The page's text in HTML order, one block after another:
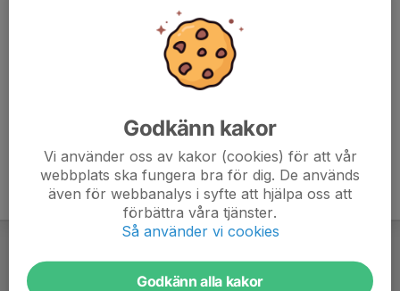
Godkänn kakor
Vi använder oss av kakor (cookies) för att vår
webbplats ska fungera bra för dig. De används
även för webbanalys i syfte att hjälpa oss att
förbättra våra tjänster.
Så använder vi cookies
Godkänn alla kakor